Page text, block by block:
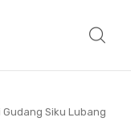
Siku Lubang